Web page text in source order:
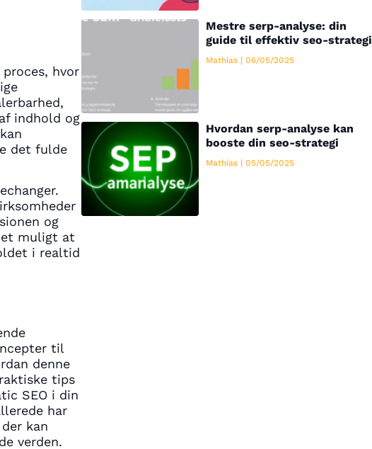
Mestre serp-analyse: din
guide til effektiv seo-strategi
Mathias 06/05/2025
Hvordan serp-analyse kan
booste din seo-strategi
Mathias 05/05/2025
hvor
indhold og
det fulde
og
muligt at
i realtid
til
denne
tips
SEO i din
har
kan
verden.